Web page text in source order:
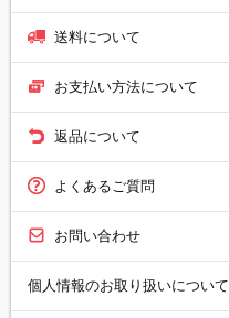
送料について
お支払い方法について
返品について
よくあるご質問
お問い合わせ
個人情報のお取り扱いについて